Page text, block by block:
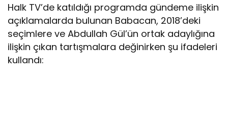
Halk TV’de katıldığı programda gündeme ilişkin
açıklamalarda bulunan Babacan, 2018’deki
seçimlere ve Abdullah Gül’ün ortak adaylığına
ilişkin çıkan tartışmalara değinirken şu ifadeleri
kullandı: